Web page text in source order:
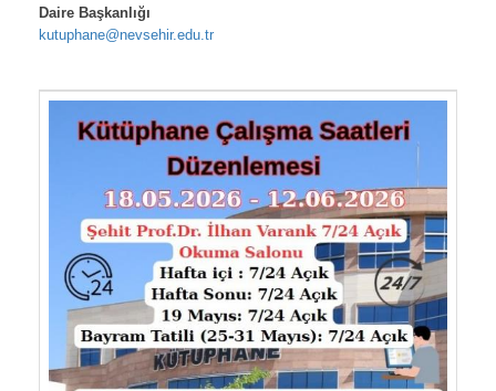
Daire Başkanlığı
kutuphane@nevsehir.edu.tr